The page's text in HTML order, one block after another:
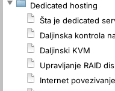
Dedicated hosting
Šta je dedicated
Daljinska kontrola
Daljinski KVM
Upravljanje RAID
Internet